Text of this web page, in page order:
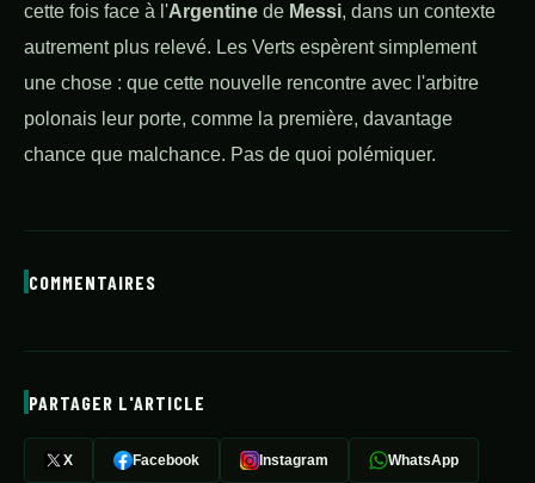
cette fois face à l'Argentine de Messi, dans un contexte
autrement plus relevé. Les Verts espèrent simplement
une chose : que cette nouvelle rencontre avec l'arbitre
polonais leur porte, comme la première, davantage
chance que malchance. Pas de quoi polémiquer.
COMMENTAIRES
PARTAGER L'ARTICLE
X Facebook Instagram WhatsApp